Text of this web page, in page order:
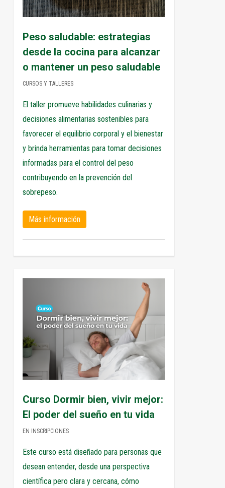
Peso saludable: estrategias
desde la cocina para alcanzar
o mantener un peso saludable
CURSOS Y TALLERES
El taller promueve habilidades culinarias y
decisiones alimentarias sostenibles para
favorecer el equilibrio corporal y el bienestar
y brinda herramientas para tomar decisiones
informadas para el control del peso
contribuyendo en la prevención del
sobrepeso.
Más información
Curso Dormir bien, vivir mejor:
El poder del sueño en tu vida
EN INSCRIPCIONES
Este curso está diseñado para personas que
desean entender, desde una perspectiva
científica pero clara y cercana, cómo